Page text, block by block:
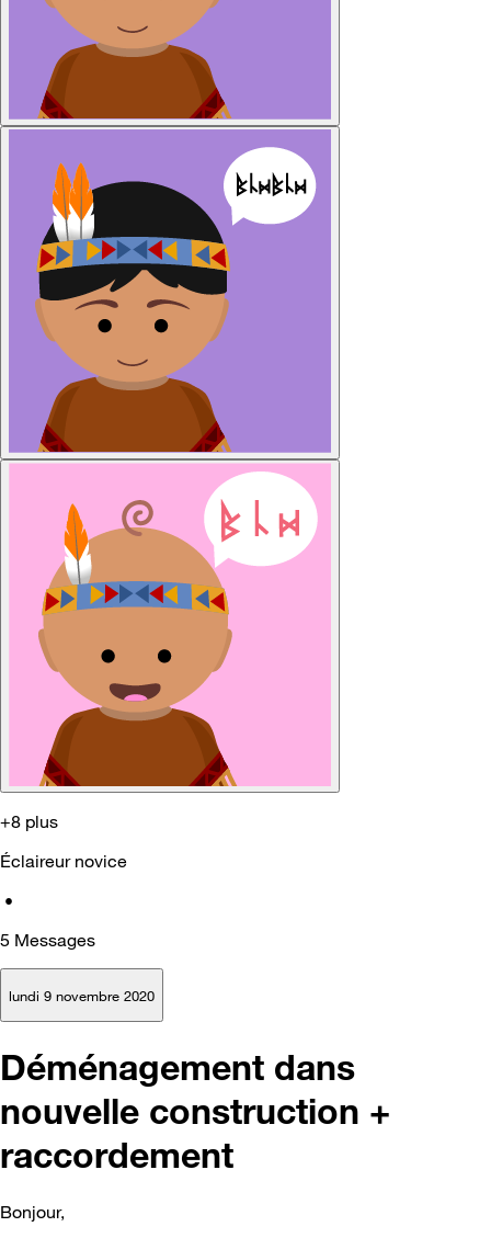
+8 plus
Éclaireur novice
•
5 Messages
lundi 9 novembre 2020
Déménagement dans
nouvelle construction +
raccordement
Bonjour,